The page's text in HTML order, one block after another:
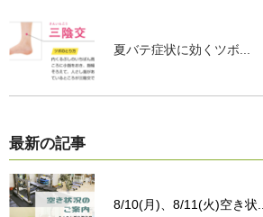
夏バテ症状に効くツボ...
最新の記事
8/10(月)、8/11(火)空き状...